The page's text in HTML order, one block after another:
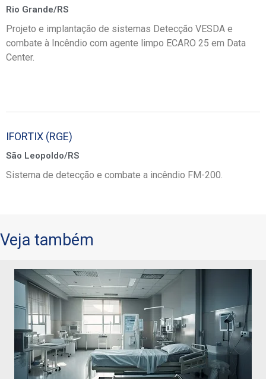
Rio Grande/RS
Projeto e implantação de sistemas Detecção VESDA e
combate à Incêndio com agente limpo ECARO 25 em Data
Center.
IFORTIX (RGE)
São Leopoldo/RS
Sistema de detecção e combate a incêndio FM-200.
Veja também